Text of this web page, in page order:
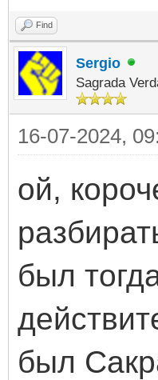
Find
Sergio
Sagrada
16-07-2024,
ой,
был
был